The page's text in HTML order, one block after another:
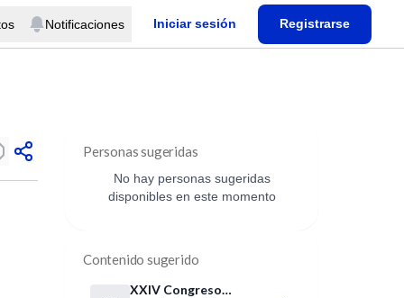
Notificaciones Iniciar sesión Registrarse
Personas sugeridas
No hay personas sugeridas
disponibles en este momento
Contenido sugerido
XXIV Congreso